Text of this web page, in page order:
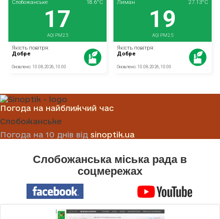
Погода на найближчий час
Слобожанське
Погода на 10 днів від sinoptik.ua
Слобожанська міська рада в
соцмережах